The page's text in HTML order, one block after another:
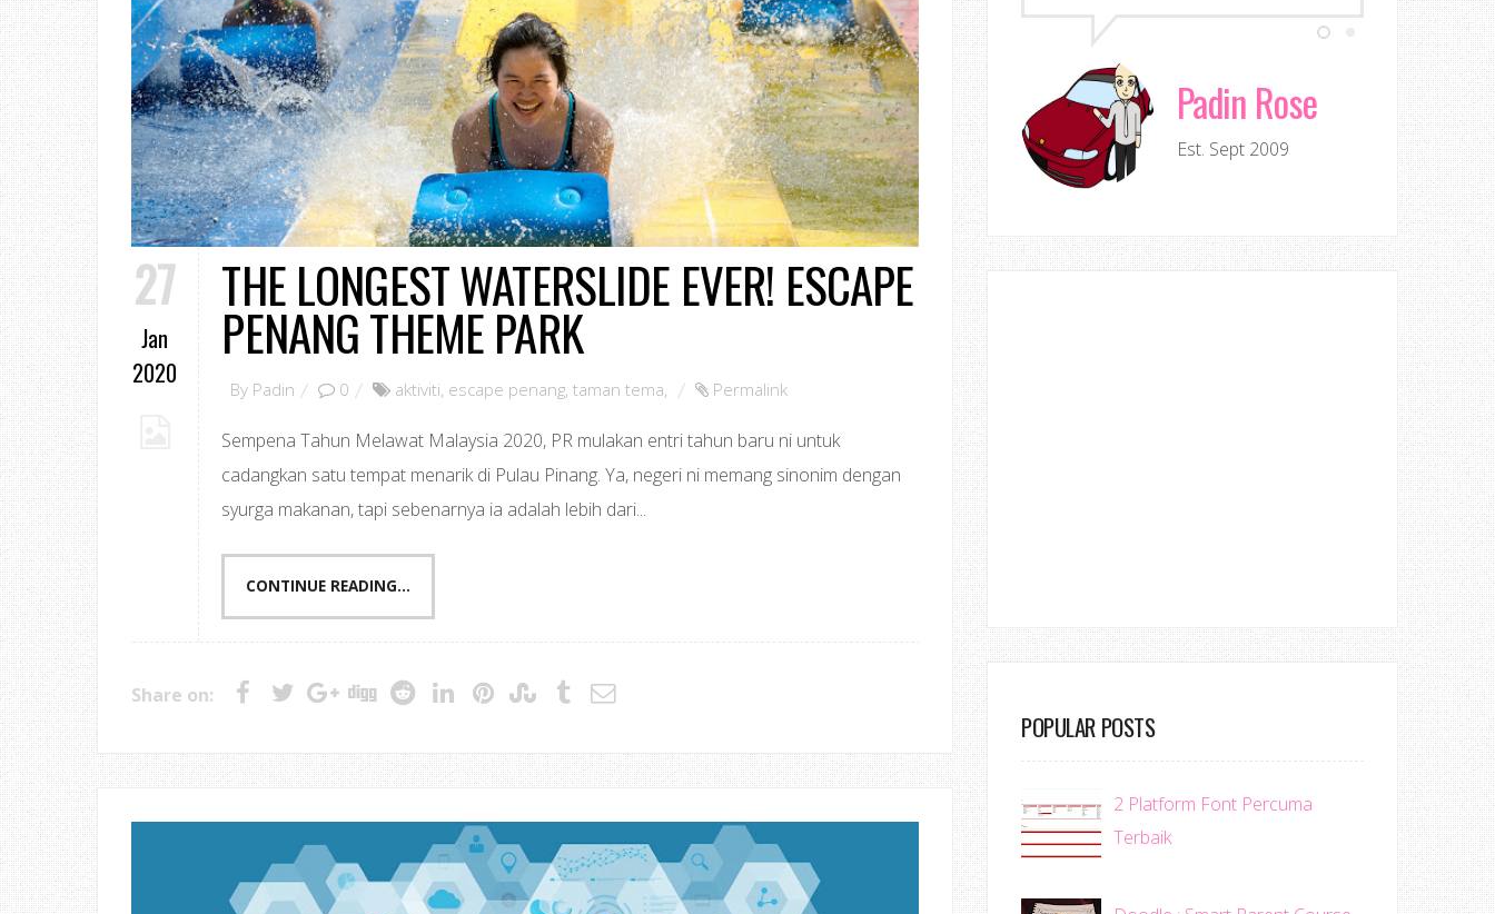
27
Jan
2020
THE LONGEST WATERSLIDE EVER! ESCAPE
PENANG THEME PARK
By Padin 0 aktiviti, escape penang,taman tema, Permalink
Sempena Tahun Melawat Malaysia 2020, PR mulakan entri tahun baru ni untuk
cadangkan satu tempat menarik di Pulau Pinang. Ya, negeri ni memang sinonim dengan
syurga makanan, tapi sebenarnya ia adalah lebih dari...
CONTINUE READING...
Share on:
Padin Rose
Est. Sept 2009
POPULAR POSTS
2 Platform Font Percuma
Terbaik